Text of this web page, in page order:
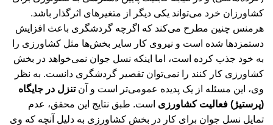
کشاورزان خرد می‌تواند یکی دیگر از متغیرهای اثرگذار باشد.
هرمنس چنین مطرح می‌کند که اگرچه گردشگری باعث افزایش
دستمزدها شده است و نیروی کار سایر بخش‌ها مثل کشاورزی را
به خود جذب کرده است، اما اینکه نسل جوان نمی‌خواهد در بخش
کشاورزی کار کنند را نمی‌توان تقصیر گردشگری دانست. به نظر
وی، این مسئله از یک پدیده عمومی‌تر است و آنتنزل در جایگاه
(پرستیژ) فعالیت کشاورزی است. طبق نتایج این محقق، عدم
تمایل نسل جوان برای کار در بخش کشاورزی به دلیل آنچه که وی